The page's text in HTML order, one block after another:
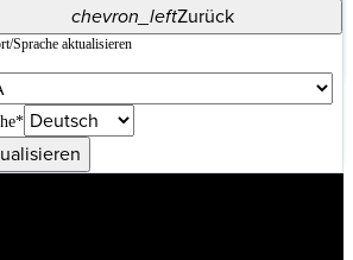
Systems OrthoPedia Patient
Portal
Synergy-Bildgebung und -Resektion
chevron_leftZurück
Sprache aktualisieren